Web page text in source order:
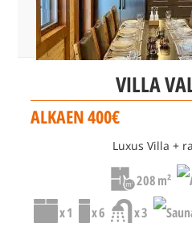
VILLA
ALKAEN 400€
Luxus Villa +
208 m²
x 1
x 6 x 3